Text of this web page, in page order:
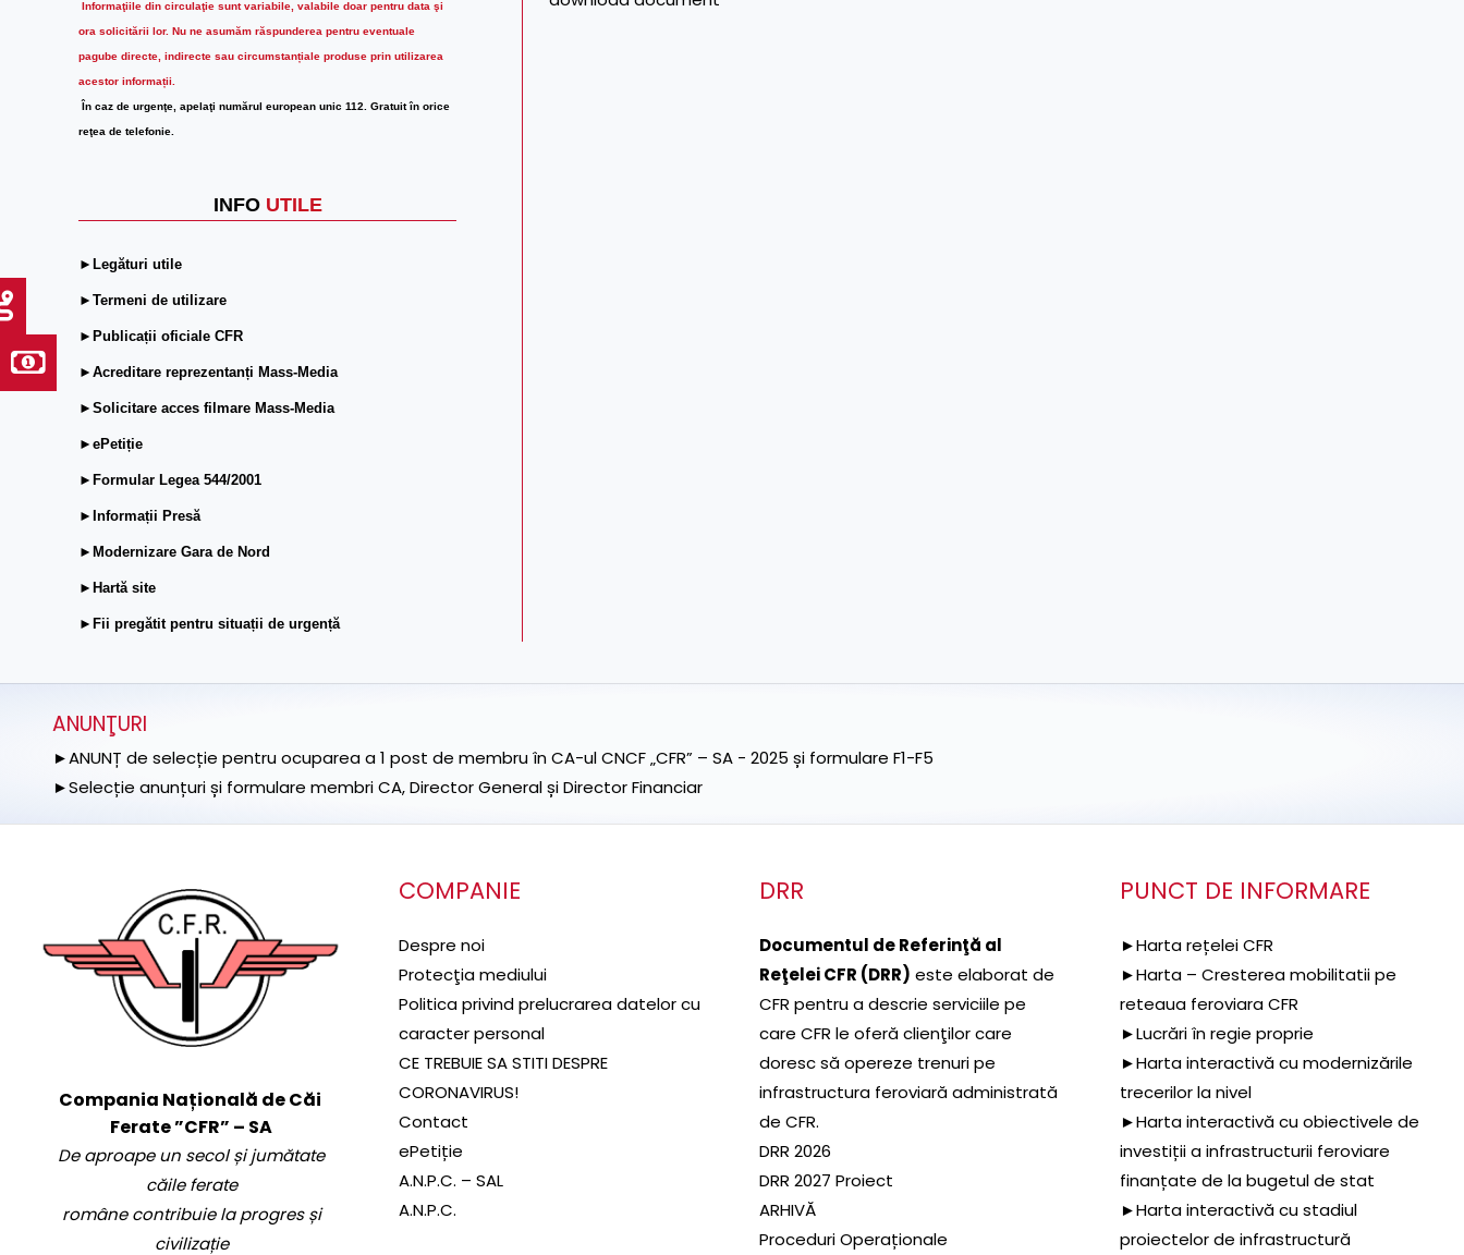
Informaţiile din circulaţie sunt variabile, valabile doar pentru data şi
ora solicitării lor. Nu ne asumăm răspunderea pentru eventuale
pagube directe, indirecte sau circumstanțiale produse prin utilizarea
acestor informații.
În caz de urgenţe, apelaţi numărul european unic 112. Gratuit în orice
reţea de telefonie.
INFO UTILE
►Legături utile
►Termeni de utilizare
►Publicații oficiale CFR
►Acreditare reprezentanți Mass-Media
►Solicitare acces filmare Mass-Media
►ePetiție
►Formular Legea 544/2001
►Informații Presă
►Modernizare Gara de Nord
►Hartă site
►Fii pregătit pentru situații de urgență
ANUNŢURI
►ANUNȚ de selecție pentru ocuparea a 1 post de membru în CA-ul CNCF „CFR” – SA - 2025 și formulare F1-F5
►Selecție anunțuri și formulare membri CA, Director General și Director Financiar
Compania Națională de Căi
Ferate ”CFR” – SA
De aproape un secol și jumătate
căile ferate
române contribuie la progres și
civilizație
COMPANIE
Despre noi
Protecţia mediului
Politica privind prelucrarea datelor cu
caracter personal
CE TREBUIE SA STITI DESPRE
CORONAVIRUS!
Contact
ePetiție
A.N.P.C. – SAL
A.N.P.C.
DRR
Documentul de Referinţă al
Reţelei CFR (DRR) este elaborat de
CFR pentru a descrie serviciile pe
care CFR le oferă clienţilor care
doresc să opereze trenuri pe
infrastructura feroviară administrată
de CFR.
DRR 2026
DRR 2027 Proiect
ARHIVĂ
Proceduri Operaționale
PUNCT DE INFORMARE
►Harta rețelei CFR
►Harta – Cresterea mobilitatii pe
reteaua feroviara CFR
►Lucrări în regie proprie
►Harta interactivă cu modernizările
trecerilor la nivel
►Harta interactivă cu obiectivele de
investiții a infrastructurii feroviare
finanțate de la bugetul de stat
►Harta interactivă cu stadiul
proiectelor de infrastructură